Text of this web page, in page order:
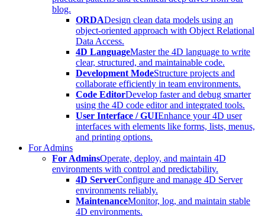
blog.
ORDADesign clean data models using an
object-oriented approach with Object Relational
Data Access.
4D LanguageMaster the 4D language to write
clear, structured, and maintainable code.
Development ModeStructure projects and
collaborate efficiently in team environments.
Code EditorDevelop faster and debug smarter
using the 4D code editor and integrated tools.
User Interface / GUIEnhance your 4D user
interfaces with elements like forms, lists, menus,
and printing options.
For Admins
For AdminsOperate, deploy, and maintain 4D
environments with control and predictability.
4D ServerConfigure and manage 4D Server
environments reliably.
MaintenanceMonitor, log, and maintain stable
4D environments.